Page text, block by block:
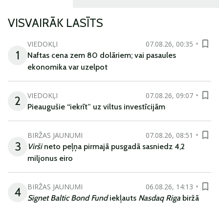
VISVAIRĀK LASĪTS
1
VIEDOKĻI
07.08.26, 00:35
Naftas cena zem 80 dolāriem; vai pasaules
ekonomika var uzelpot
2 VIEDOKĻI
07.08.26, 09:07
Pieaugušie “iekrīt” uz viltus investīcijām
3
BIRŽAS JAUNUMI
07.08.26, 08:51
Viršineto peļņa pirmajā pusgadā sasniedz 4,2
miljonus eiro
4 BIRŽAS JAUNUMI
06.08.26, 14:13
Signet Baltic Bond Fundiekļauts Nasdaq Riga biržā